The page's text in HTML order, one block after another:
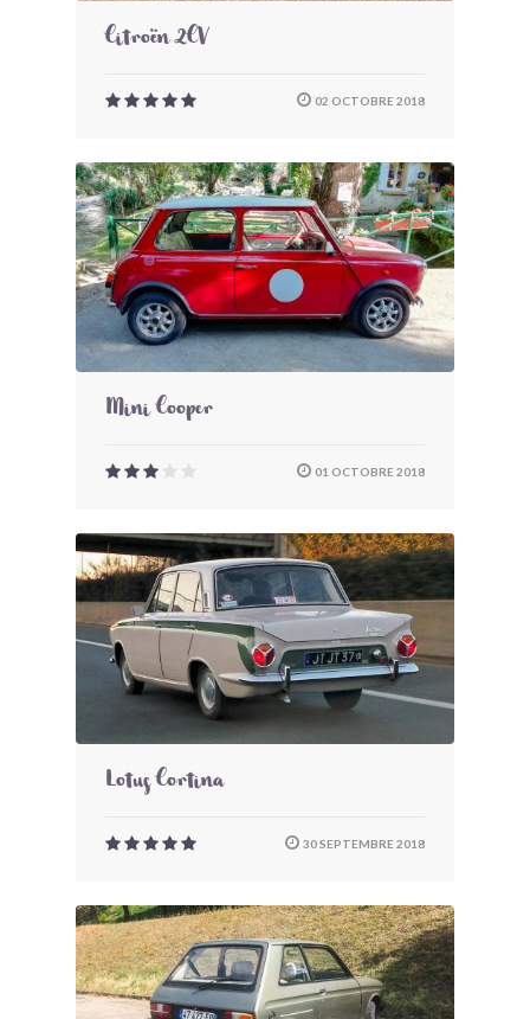
Citroën 2CV
02 OCTOBRE 2018
Mini Cooper
01 OCTOBRE 2018
Lotus Cortina
30 SEPTEMBRE 2018